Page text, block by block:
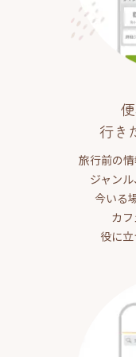
行き
旅行前の情
ジャン
今いる
カ
役に立